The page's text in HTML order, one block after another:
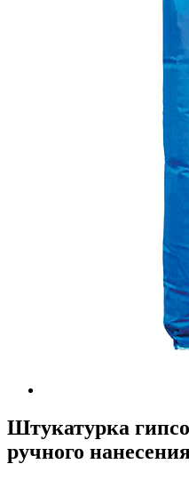
Штукатурка
ручного